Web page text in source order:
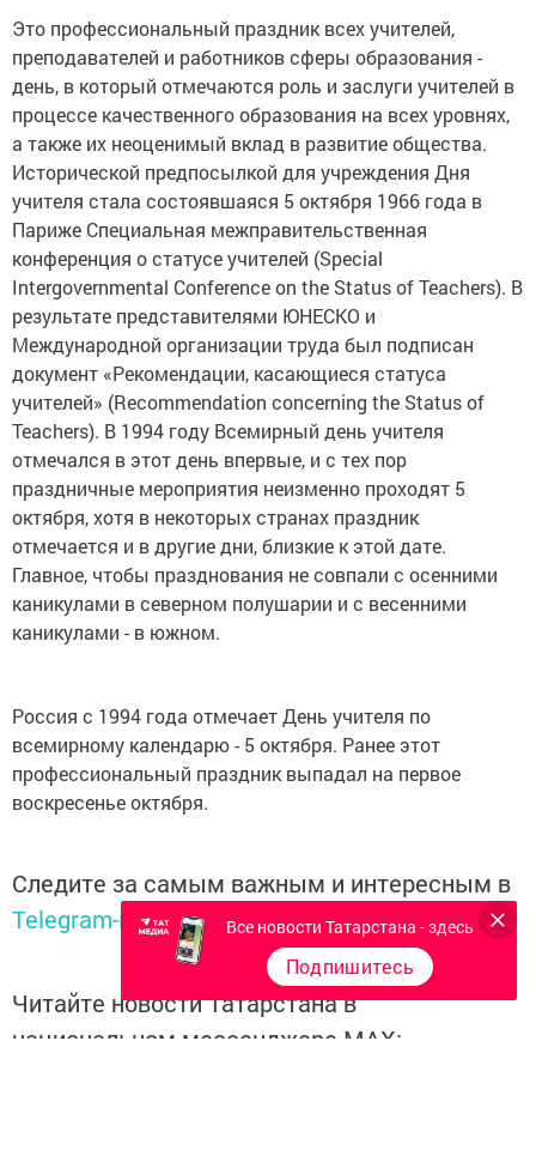
Это профессиональный праздник всех учителей,
преподавателей и работников сферы образования -
день, в который отмечаются роль и заслуги учителей в
процессе качественного образования на всех уровнях,
а также их неоценимый вклад в развитие общества.
Исторической предпосылкой для учреждения Дня
учителя стала состоявшаяся 5 октября 1966 года в
Париже Специальная межправительственная
конференция о статусе учителей (Special
Intergovernmental Conference on the Status of Teachers). В
результате представителями ЮНЕСКО и
Международной организации труда был подписан
документ «Рекомендации, касающиеся статуса
учителей» (Recommendation concerning the Status of
Teachers). В 1994 году Всемирный день учителя
отмечался в этот день впервые, и с тех пор
праздничные мероприятия неизменно проходят 5
октября, хотя в некоторых странах праздник
отмечается и в другие дни, близкие к этой дате.
Главное, чтобы празднования не совпали с осенними
каникулами в северном полушарии и с весенними
каникулами - в южном.
Россия с 1994 года отмечает День учителя по
всемирному календарю - 5 октября. Ранее этот
профессиональный праздник выпадал на первое
воскресенье октября.
Следите за самым важным и интересным в
Telegram-каналеТатмедиа
Читайте новости Татарстана в
национальном мессенджере MАХ:
Все новости Татарстана - здесь
Подпишитесь